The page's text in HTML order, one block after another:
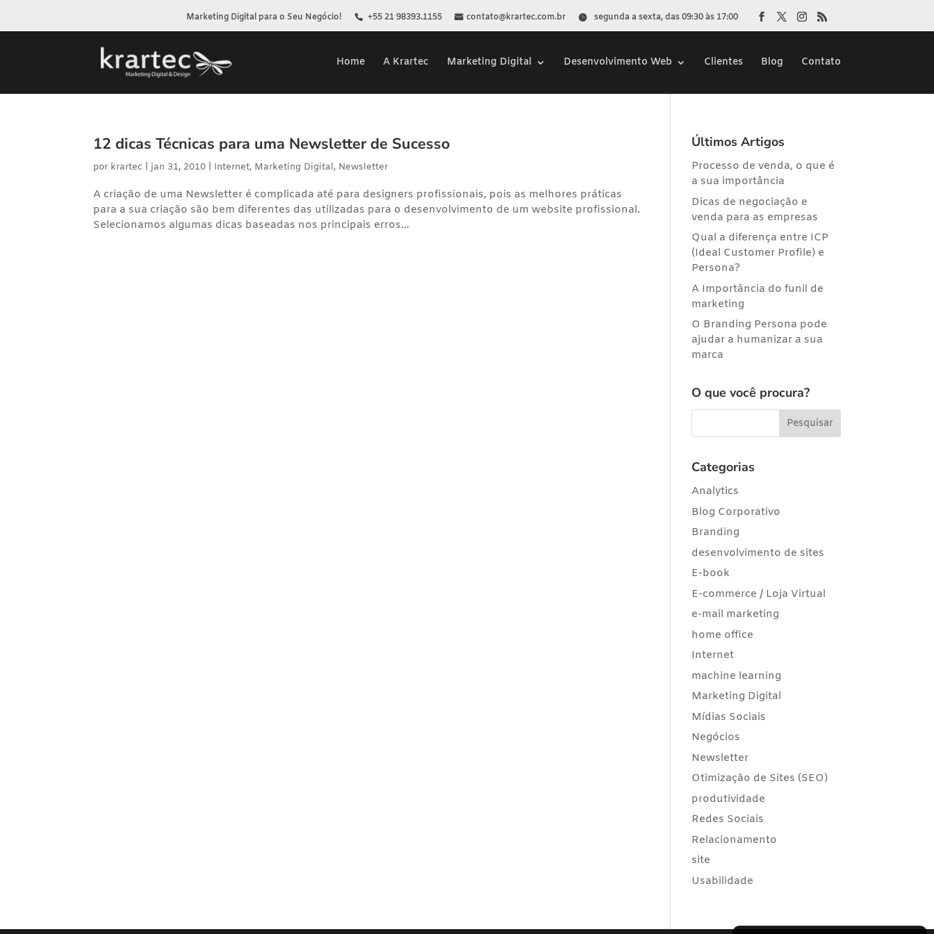
Marketing Digital para o Seu Negócio! +55 21 98393.1155 contato@krartec.com.br segunda a sexta, das 09:30 às 17:00
Home A Krartec Marketing Digital Desenvolvimento Web Clientes Blog Contato
12 dicas Técnicas para uma Newsletter de Sucesso
por krartec jan 31, 2010 Internet, Marketing Digital, Newsletter
A criação de uma Newsletter é complicada até para designers profissionais, pois as melhores práticas
para a sua criação são bem diferentes das utilizadas para o desenvolvimento de um website profissional.
Selecionamos algumas dicas baseadas nos principais erros...
Últimos Artigos
Processo de venda, o que é
a sua importância
Dicas de negociação e
venda para as empresas
Qual a diferença entre ICP
(Ideal Customer Profile) e
Persona?
A Importância do funil de
marketing
O Branding Persona pode
ajudar a humanizar a sua
marca
O que você procura?
Categorias
Analytics
Blog Corporativo
Branding
desenvolvimento de sites
E-book
E-commerce / Loja Virtual
e-mail marketing
home office
Internet
machine learning
Marketing Digital
Mídias Sociais
Negócios
Newsletter
Otimização de Sites (SEO)
produtividade
Redes Sociais
Relacionamento
site
Usabilidade